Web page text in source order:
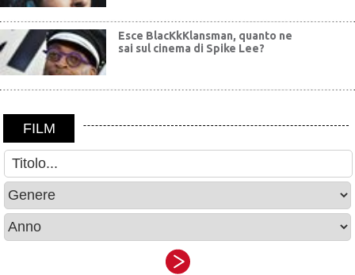
Esce BlacKkKlansman, quanto ne
sai sul cinema di Spike Lee?